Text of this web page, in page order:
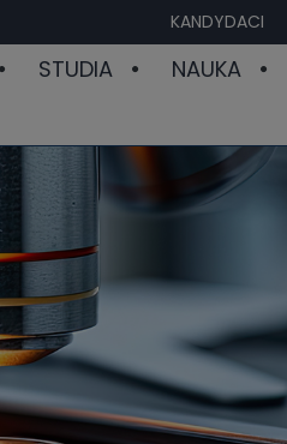
KANDYDACI
STUDIA NAUKA